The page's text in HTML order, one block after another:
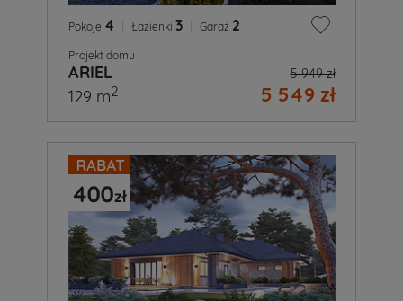
Pokoje 4 Łazienki 3 Garaż 2
Projekt domu
ARIEL 5 949 zł
5 549 zł
129 m2